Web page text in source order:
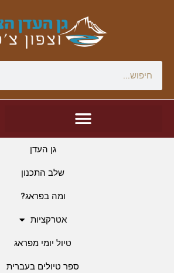
גן העדן
שלב התכנון
ומה בפראג?
אטרקציות
טיול יומי מפראג
ספר טיולים בעברית